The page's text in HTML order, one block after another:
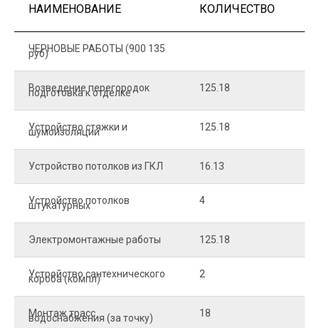
НАИМЕНОВАНИЕ КОЛИЧЕСТВО
ЧЕРНОВЫЕ РАБОТЫ (900 135
руб)
Возведение перегородок
подготовка к отделке 125.18
Устройство стяжки и
шумоизоляции 125.18
Устройство потолков из ГКЛ 16.13
Устройство потолков
штукатурных 4
Электромонтажные работы 125.18
Устройство сантехнического
короба (компл) 2
Монтаж трасс
водоснабжения (за точку) 18